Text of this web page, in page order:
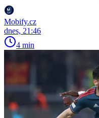
Mobify.cz
dnes, 21:46
4 min